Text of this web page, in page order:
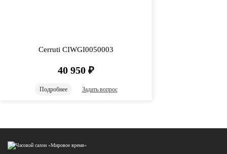
Cerruti CIWGI0050003
40 950 ₽
Подробнее Задать вопрос